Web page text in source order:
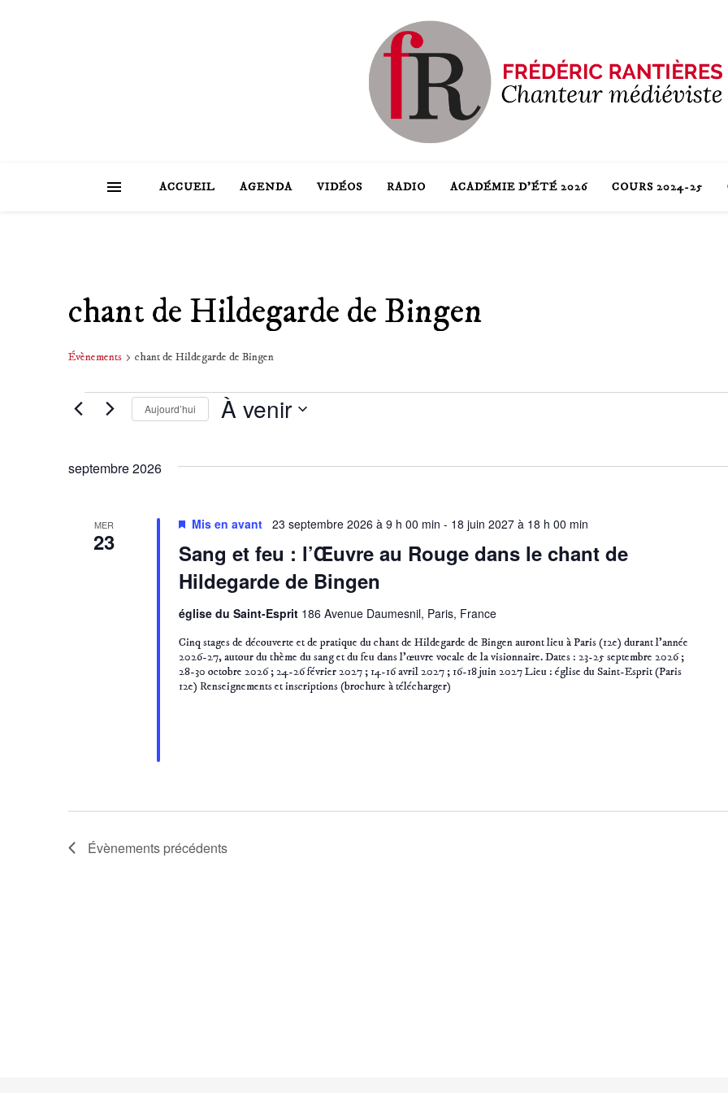
ACCUEIL AGENDA VIDÉOS RADIO ACADÉMIE D’ÉTÉ 2026 COURS 2024-25
chant de Hildegarde de Bingen
Évènements chant de Hildegarde de Bingen
Évènements
Aujourd’hui À venir
date.
septembre 2026
MER
23
Sang et feu : l’Œuvre au Rouge dans le chant de
Hildegarde de Bingen
Mis en avant 23 septembre 2026 à 9 h 00 min - 18 juin 2027 à 18 h 00 min
église du Saint-Esprit 186 Avenue Daumesnil, Paris, France
Cinq stages de découverte et de pratique du chant de Hildegarde de Bingen auront lieu à Paris (12e) durant l’année
2026-27, autour du thème du sang et du feu dans l’œuvre vocale de la visionnaire. Dates : 23-25 septembre 2026 ;
28-30 octobre 2026 ; 24-26 février 2027 ; 14-16 avril 2027 ; 16-18 juin 2027 Lieu : église du Saint-Esprit (Paris
12e) Renseignements et inscriptions (brochure à télécharger)
Évènements précédents